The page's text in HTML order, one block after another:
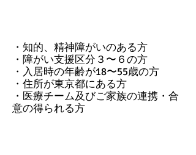
・知的、精神障がいのある方
・障がい支援区分３〜６の方
・入居時の年齢が18〜55歳の方
・住所が東京都にある方
・医療チーム及びご家族の連携・合
意の得られる方